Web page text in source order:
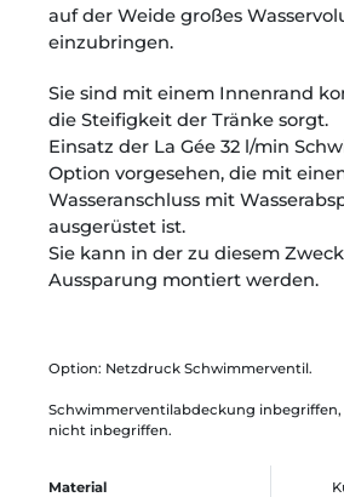
auf der Weide großes
einzubringen.
Sie sind mit einem Innenrand
die Steifigkeit der Tränke sorgt.
Einsatz der La Gée 32 l/min
Option vorgesehen, die mit
Wasseranschluss mit
ausgerüstet ist.
Sie kann in der zu diesem
Aussparung montiert werden.
Option: Netzdruck Schwimmerventil.
Schwimmerventilabdeckung
nicht inbegriffen.
Material